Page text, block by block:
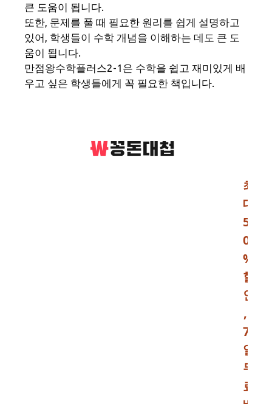
큰 도움이 됩니다.
또한, 문제를 풀 때 필요한 원리를 쉽게 설명하고
있어, 학생들이 수학 개념을 이해하는 데도 큰 도
움이 됩니다.
만점왕수학플러스2-1은 수학을 쉽고 재미있게 배
우고 싶은 학생들에게 꼭 필요한 책입니다.
최
대
5
0
%
할
인
,
7
일
무
료